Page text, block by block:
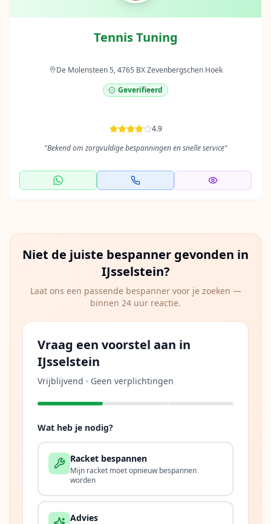
Tennis Tuning
De Molensteen 5, 4765 BX Zevenbergschen Hoek
Geverifieerd
4.9
"Bekend om zorgvuldige bespanningen en snelle service"
Niet de juiste bespanner gevonden in
IJsselstein?
Laat ons een passende bespanner voor je zoeken —
binnen 24 uur reactie.
Vraag een voorstel aan in
IJsselstein
Vrijblijvend · Geen verplichtingen
Wat heb je nodig?
Racket bespannen
Mijn racket moet opnieuw bespannen
worden
Advies